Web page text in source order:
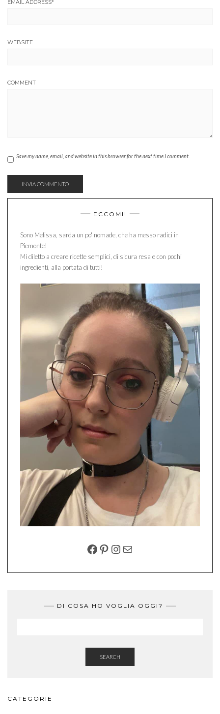
EMAIL ADDRESS*
WEBSITE
COMMENT
Save my name, email, and website in this browser for the next time I comment.
ECCOMI!
Sono Melissa, sarda un po' nomade, che ha messo radici in
Piemonte!
Mi diletto a creare ricette semplici, di sicura resa e con pochi
ingredienti, alla portata di tutti!
FACEBOOK
PINTEREST
INSTAGRAM
EMAIL
DI COSA HO VOGLIA OGGI?
SEARCH
CATEGORIE